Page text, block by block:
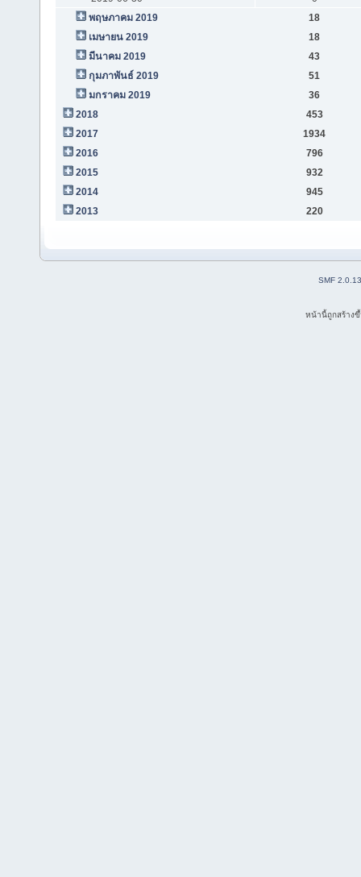
พฤษภาคม 2019
18
เมษายน 2019
18
มีนาคม 2019
43
กุมภาพันธ์ 2019
51
มกราคม 2019
36
2018
453
2017
1934
2016
796
2015
932
2014
945
2013
220
SMF 2.0.13
หน้านี้ถูกสร้าง